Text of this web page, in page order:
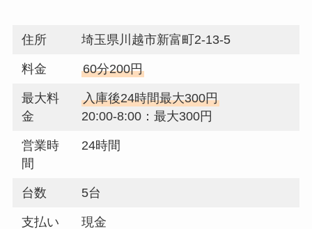
住所 埼玉県川越市新富町2-13-5
料金 60分200円
最大料
金
入庫後24時間最大300円
20:00-8:00：最大300円
営業時
間
24時間
台数 5台
支払い 現金